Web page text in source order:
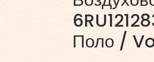
Поло /